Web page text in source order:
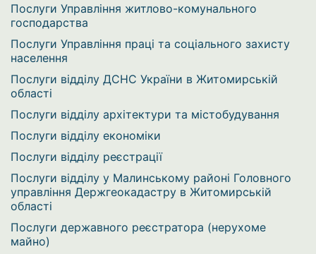
Послуги Управління житлово-комунального
господарства
Послуги Управління праці та соціального захисту
населення
Послуги відділу ДСНС України в Житомирській
області
Послуги відділу архітектури та містобудування
Послуги відділу економіки
Послуги відділу реєстрації
Послуги відділу у Малинському районі Головного
управління Держгеокадастру в Житомирській
області
Послуги державного реєстратора (нерухоме
майно)